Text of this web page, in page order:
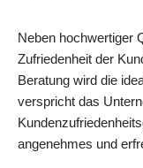
Neben hochwertiger
Zufriedenheit der
Beratung wird die
verspricht das
angenehmes und